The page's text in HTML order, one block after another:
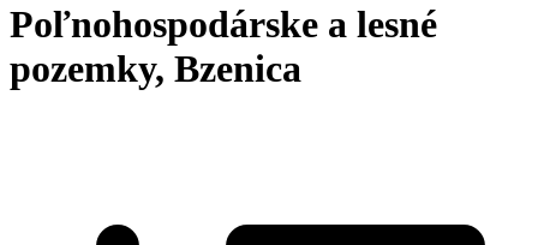
Poľnohospodárske a lesné
pozemky, Bzenica